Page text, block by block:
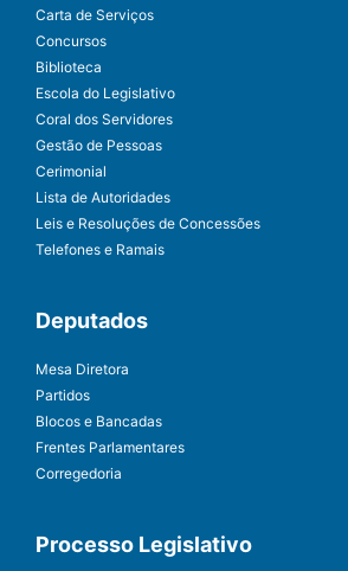
Carta de Serviços
Concursos
Biblioteca
Escola do Legislativo
Coral dos Servidores
Gestão de Pessoas
Cerimonial
Lista de Autoridades
Leis e Resoluções de Concessões
Telefones e Ramais
Deputados
Mesa Diretora
Partidos
Blocos e Bancadas
Frentes Parlamentares
Corregedoria
Processo Legislativo